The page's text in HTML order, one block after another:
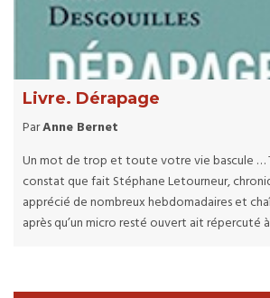
Livre. Dérapage
ParAnne Bernet
Un mot de trop et toute votre vie bascule …
constat que fait Stéphane Letourneur,
apprécié de nombreux hebdomadaires et
après qu’un micro resté ouvert ait répercuté